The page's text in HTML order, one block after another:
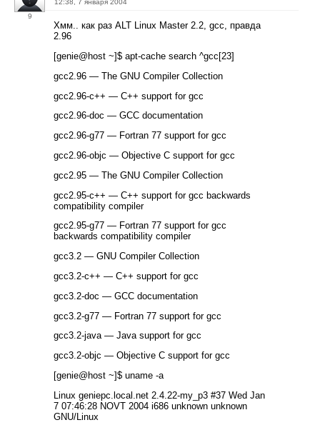
9
12:38, 7 января 2004
Хмм.. как раз ALT Linux Master 2.2, gcc, правда
2.96
[genie@host ~]$ apt-cache search ^gcc[23]
gcc2.96 — The GNU Compiler Collection
gcc2.96-c++ — C++ support for gcc
gcc2.96-doc — GCC documentation
gcc2.96-g77 — Fortran 77 support for gcc
gcc2.96-objc — Objective C support for gcc
gcc2.95 — The GNU Compiler Collection
gcc2.95-c++ — C++ support for gcc backwards
compatibility compiler
gcc2.95-g77 — Fortran 77 support for gcc
backwards compatibility compiler
gcc3.2 — GNU Compiler Collection
gcc3.2-c++ — C++ support for gcc
gcc3.2-doc — GCC documentation
gcc3.2-g77 — Fortran 77 support for gcc
gcc3.2-java — Java support for gcc
gcc3.2-objc — Objective C support for gcc
[genie@host ~]$ uname -a
Linux geniepc.local.net 2.4.22-my_p3 #37 Wed Jan
7 07:46:28 NOVT 2004 i686 unknown unknown
GNU/Linux